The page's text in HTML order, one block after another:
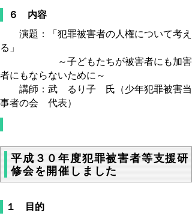
６ 内容
演題：「犯罪被害者の人権について考え
る」
～子どもたちが被害者にも加害
者にもならないために～
講師：武 るり子 氏（少年犯罪被害当
事者の会 代表）
平成３０年度犯罪被害者等支援研
修会を開催しました
１ 目的